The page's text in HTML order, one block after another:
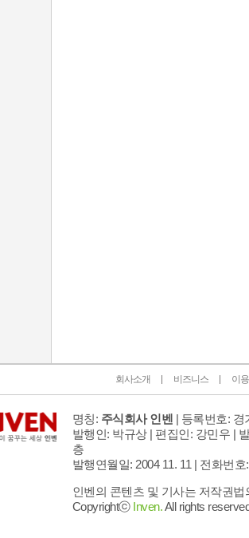
회사소개 비즈니스 이
명칭: 주식회사 인벤 | 등록번호: 경
발행인: 박규상 | 편집인: 강민우 |
층
발행연월일: 2004 11. 11 | 전화번호
인벤의 콘텐츠 및 기사는 저작권
Copyrightⓒ Inven.All rights